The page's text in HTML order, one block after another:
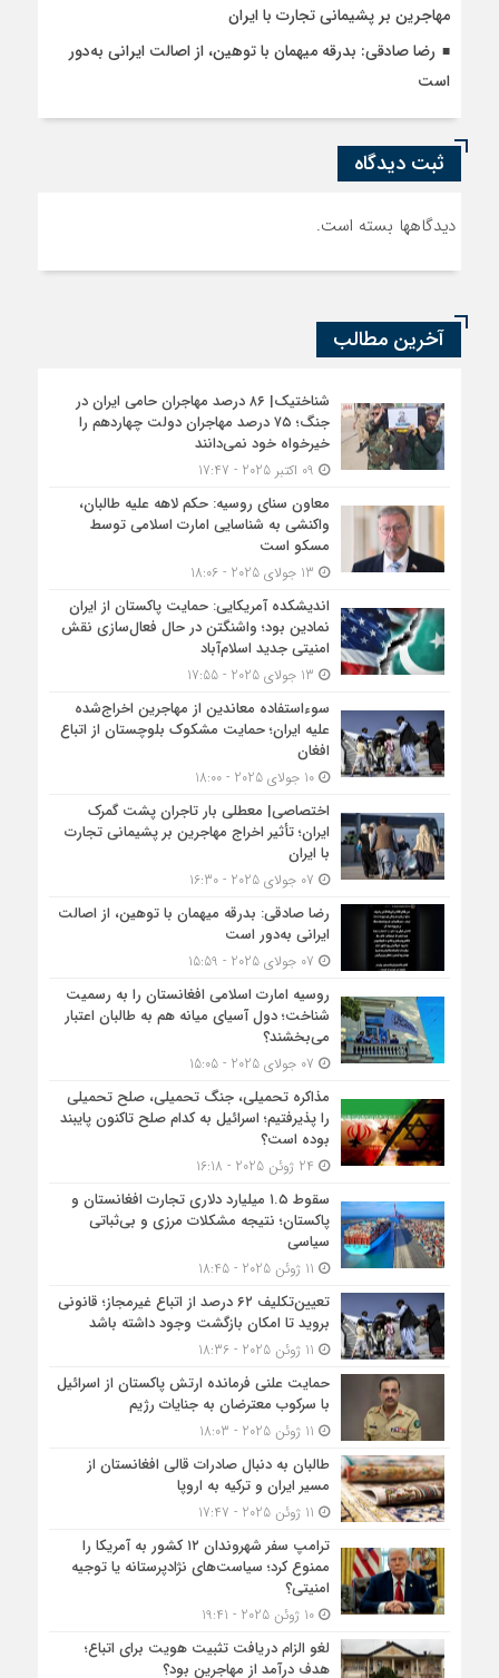
مهاجرین بر پشیمانی تجارت با ایران
رضا صادقی: بدرقه میهمان با توهین، از اصالت ایرانی به‌دور
است
ثبت دیدگاه
دیدگاهها بسته است.
آخرین مطالب
شناختیک| ۸۶ درصد مهاجران حامی ایران در
جنگ؛ ۷۵ درصد مهاجران دولت چهاردهم را
خیرخواه خود نمی‌دانند
معاون سنای روسیه: حکم لاهه علیه طالبان،
واکنشی به شناسایی امارت اسلامی توسط
مسکو است
اندیشکده آمریکایی: حمایت پاکستان از ایران
نمادین بود؛ واشنگتن در حال فعال‌سازی نقش
امنیتی جدید اسلام‌آباد
سوءاستفاده معاندین از مهاجرین اخراج‌شده
علیه ایران؛ حمایت مشکوک بلوچستان از اتباع
افغان
10 جولای 2025 - 18:00
اختصاصی| معطلی بار تاجران پشت گمرک
ایران؛ تأثیر اخراج مهاجرین بر پشیمانی تجارت
با ایران
رضا صادقی: بدرقه میهمان با توهین، از اصالت
ایرانی به‌دور است
روسیه امارت اسلامی افغانستان را به رسمیت
شناخت؛ دول آسیای میانه هم به طالبان اعتبار
می‎‌بخشند؟
مذاکره تحمیلی، جنگ تحمیلی، صلح تحمیلی
را پذیرفتیم؛ اسرائیل به کدام صلح تاکنون پایبند
بوده است؟
سقوط ۱.۵ میلیارد دلاری تجارت افغانستان و
پاکستان؛ نتیجه مشکلات مرزی و بی‌ثباتی
سیاسی
تعیین‌تکلیف ۶۲ درصد از اتباع غیرمجاز؛ قانونی
بروید تا امکان بازگشت وجود داشته باشد
حمایت علنی فرمانده ارتش پاکستان از اسرائیل
با سرکوب معترضان به جنایات رژیم
طالبان به دنبال صادرات قالی افغانستان از
مسیر ایران و ترکیه به اروپا
ترامپ سفر شهروندان ۱۲ کشور به آمریکا را
ممنوع کرد؛ سیاست‌های نژادپرستانه یا توجیه
امنیتی؟
10 ژوئن 2025 - 19:41
لغو الزام دریافت تثبیت هویت برای اتباع؛
هدف درآمد از مهاجرین بود؟